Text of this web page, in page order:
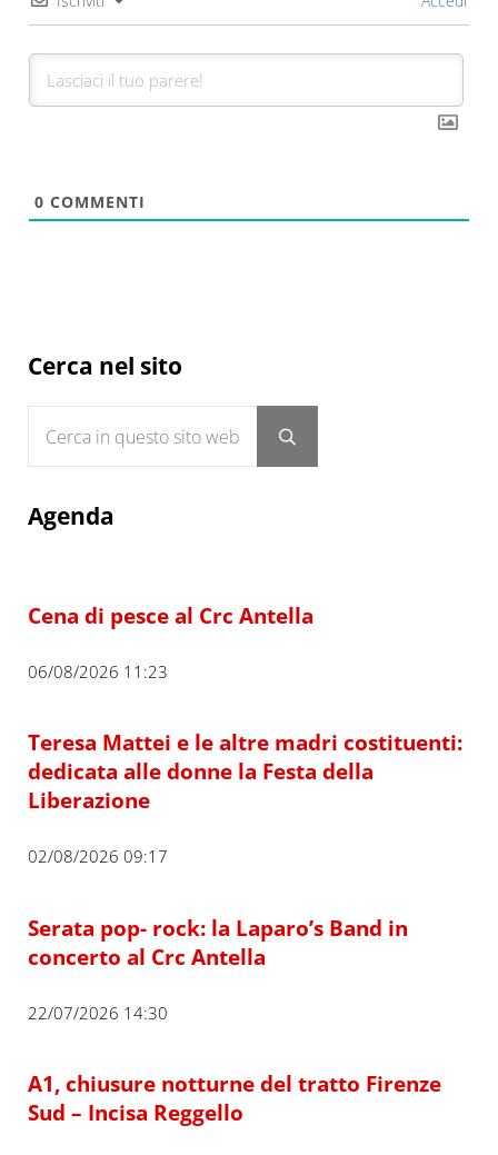
0 COMMENTI
Sidebar
Cerca nel sito
Submit search
Agenda
Cena di pesce al Crc Antella
06/08/2026 11:23
Teresa Mattei e le altre madri costituenti:
dedicata alle donne la Festa della
Liberazione
02/08/2026 09:17
Serata pop- rock: la Laparo’s Band in
concerto al Crc Antella
22/07/2026 14:30
A1, chiusure notturne del tratto Firenze
Sud – Incisa Reggello